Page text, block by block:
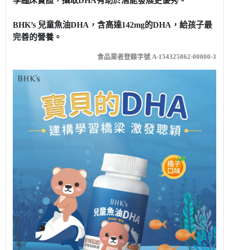
BHK’s 兒童魚油DHA，含高達142mg的DHA，給孩子最
完善的營養。
食品業者登錄字號 A-154325862-00000-3